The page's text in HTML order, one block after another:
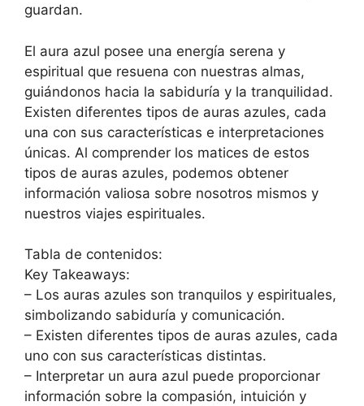
guardan.
El aura azul posee una energía serena y
espiritual que resuena con nuestras almas,
guiándonos hacia la sabiduría y la tranquilidad.
Existen diferentes tipos de auras azules, cada
una con sus características e interpretaciones
únicas. Al comprender los matices de estos
tipos de auras azules, podemos obtener
información valiosa sobre nosotros mismos y
nuestros viajes espirituales.
Tabla de contenidos:
Key Takeaways:
– Los auras azules son tranquilos y espirituales,
simbolizando sabiduría y comunicación.
– Existen diferentes tipos de auras azules, cada
uno con sus características distintas.
– Interpretar un aura azul puede proporcionar
información sobre la compasión, intuición y